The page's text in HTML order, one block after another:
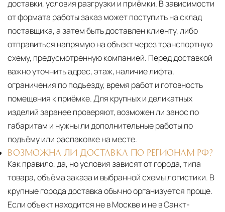
доставки, условия разгрузки и приёмки. В зависимости
от формата работы заказ может поступить на склад
поставщика, а затем быть доставлен клиенту, либо
отправиться напрямую на объект через транспортную
схему, предусмотренную компанией. Перед доставкой
важно уточнить адрес, этаж, наличие лифта,
ограничения по подъезду, время работ и готовность
помещения к приёмке. Для крупных и деликатных
изделий заранее проверяют, возможен ли занос по
габаритам и нужны ли дополнительные работы по
подъёму или распаковке на месте.
ВОЗМОЖНА ЛИ ДОСТАВКА ПО РЕГИОНАМ РФ?
Как правило, да, но условия зависят от города, типа
товара, объёма заказа и выбранной схемы логистики. В
крупные города доставка обычно организуется проще.
Если объект находится не в Москве и не в Санкт-